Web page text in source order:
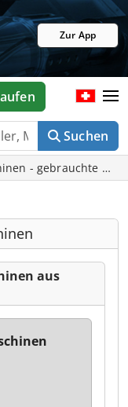
Zur App
Suchen
- gebrauchte
aus